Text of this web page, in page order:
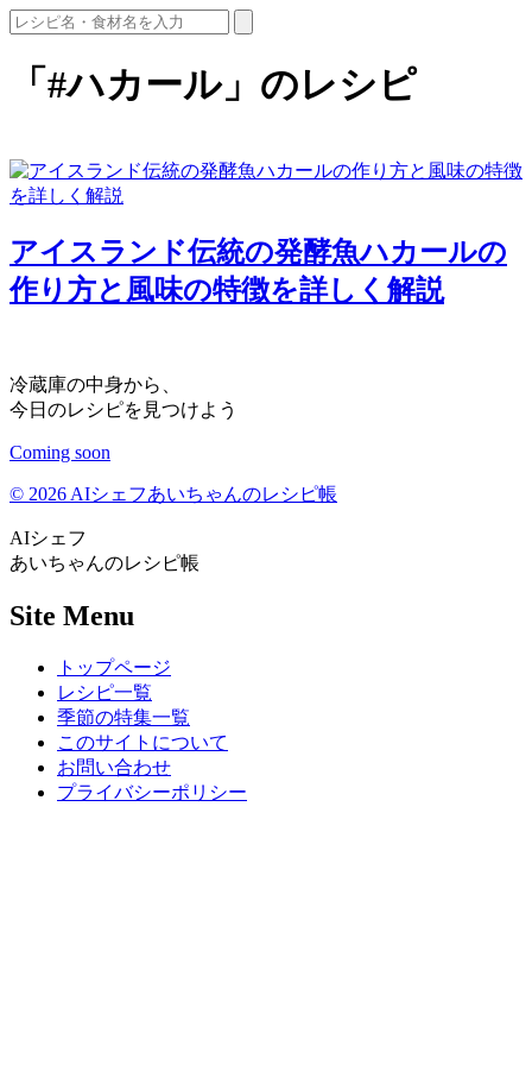
「#ハカール」のレシピ
アイスランド伝統の発酵魚ハカールの
作り方と風味の特徴を詳しく解説
冷蔵庫の中身から、
今日のレシピを見つけよう
Coming soon
© 2026 AIシェフあいちゃんのレシピ帳
AIシェフ
あいちゃんのレシピ帳
Site Menu
トップページ
レシピ一覧
季節の特集一覧
このサイトについて
お問い合わせ
プライバシーポリシー